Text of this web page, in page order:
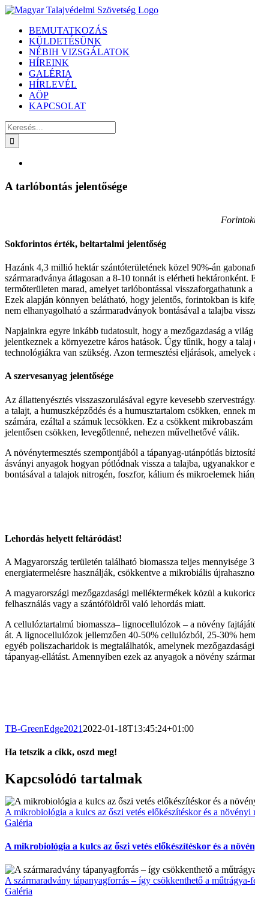
Kihagyás
BEMUTATKOZÁS
KÜLDETÉSÜNK
NÉBIH VIZSGÁLATOK
HÍREINK
GALÉRIA
HÍRLEVÉL
AÖP
KAPCSOLAT
Keresés...
Image
A tarlóbontás jelentősége
Sokforintos érték, beltartalmi jelentőség
Hazánk 4,3 millió hektár szántóterületének közel 90%-án
szármaradványa átlagosan a 8-10 tonnát is elérheti
termőterületen marad, amelyet tarlóbontással visszaforgathatunk
Ezek alapján könnyen belátható, hogy jelentős, forintokban is
nem elhanyagolható a szármaradványok bontásával a talajba
Napjainkra egyre inkább tudatosult, hogy a mezőgazdaság a
jelentkeznek a környezetre káros hatások. Úgy tűnik, hogy a
technológiákra van szükség. Azon termesztési eljárások,
A szervesanyag jelentősége
Az állattenyésztés visszaszorulásával egyre kevesebb
a talajt, a humuszképződés és a humusztartalom csökken,
számára, ezáltal a számuk lecsökken. Ez a csökkent
jelentősen csökken, levegőtlenné, nehezen művelhetővé válik.
A növénytermesztés szempontjából a tápanyag-utánpótlás
ásványi anyagok hogyan pótlódnak vissza a talajba, ugyanakkor
bontásával a talajok nitrogén, foszfor, kálium és mikroelemek
Lehordás helyett feltáródást!
A Magyarország területén található biomassza teljes
energiatermelésre használják, csökkentve a mikrobiális
A magyarországi mezőgazdasági melléktermékek közül a
felhasználás vagy a szántóföldről való lehordás miatt.
A cellulóztartalmú biomassza– lignocellulózok – a növény
át. A lignocellulózok jellemzően 40-50% cellulózból, 25-30%
egyéb poliszacharidok is megtalálhatók, amelynek
tápanyag-ellátást. Amennyiben ezek az anyagok a növény
TB-GreenEdge2021 2022-01-18T13:45:24+01:00
Ha tetszik a cikk, oszd meg!
Facebook
X
Tumblr
Pinterest
Kapcsolódó tartalmak
A mikrobiológia a kulcs az őszi vetés előkészítéskor és a növényi
Galéria
A mikrobiológia a kulcs az őszi vetés előkészítéskor és a
A szármaradvány tápanyagforrás – így csökkenthető a műtrágya-
Galéria